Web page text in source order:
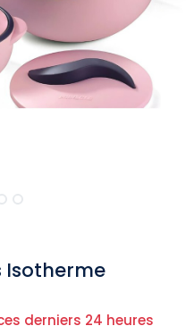
Isotherme
derniers 24 heures